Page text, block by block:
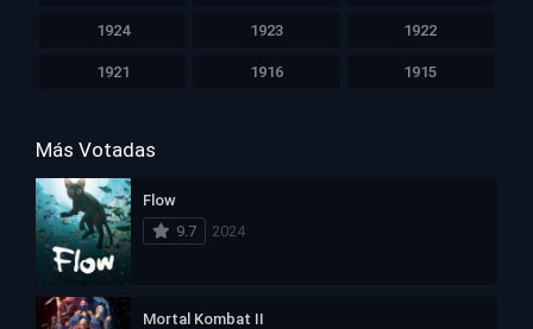
1924 1923 1922
1921 1916 1915
Más Votadas
Flow
9.7
2024
Mortal Kombat II